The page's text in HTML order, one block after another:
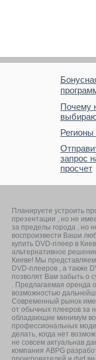
Почему
запрос
просчет
Планируете устроить
презентации , но не
за пределы города , но
воспроизвести Ваши
купить DVD-плеер в
альтернативное
Киеве! Мы
DVD-плееров , а также
позволят Вам забыть о
. Предлагаемая оренда
возможностью
Современный рынок
от обычных плееров за
обладающие минимум
профессиональных
делать, когда нет
не совсем актуальнав
компания ABPG